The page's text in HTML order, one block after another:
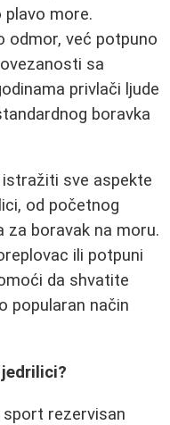
plavo more.
odmor, već potpuno
sa
privlači ljude
boravka
sve aspekte
od početnog
za boravak na moru.
ili potpuni
da shvatite
popularan način
sport rezervisan